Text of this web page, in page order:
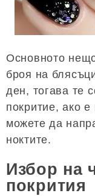
Основното
броя на
ден, тогава те
покритие, ако е
можете да
ноктите.
Избор на
покрития